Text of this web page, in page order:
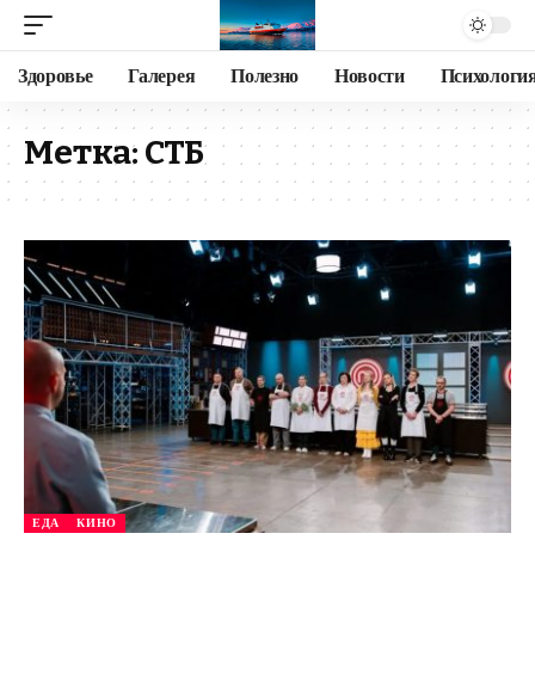
Здоровье Галерея Полезно Новости
Метка: СТБ
ЕДА КИНО